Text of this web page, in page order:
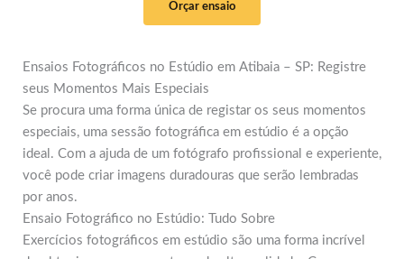
Orçar ensaio
Ensaios Fotográficos no Estúdio em Atibaia – SP: Registre
seus Momentos Mais Especiais
Se procura uma forma única de registar os seus momentos
especiais, uma sessão fotográfica em estúdio é a opção
ideal. Com a ajuda de um fotógrafo profissional e experiente,
você pode criar imagens duradouras que serão lembradas
por anos.
Ensaio Fotográfico no Estúdio: Tudo Sobre
Exercícios fotográficos em estúdio são uma forma incrível